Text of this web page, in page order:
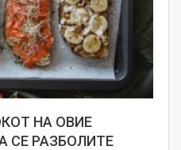
НА ОВИЕ
СЕ РАЗБОЛИТЕ